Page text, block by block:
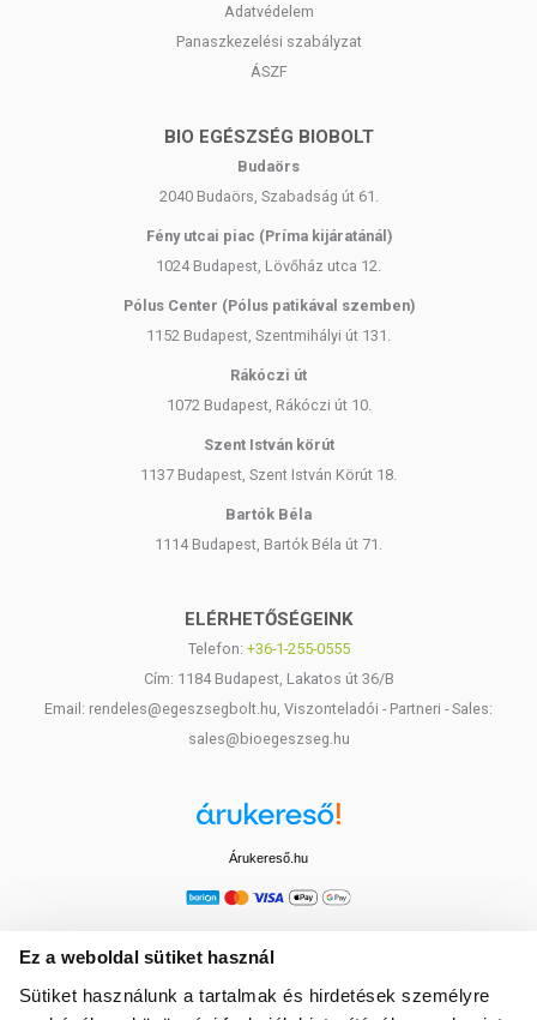
Ez a weboldal sütiket használ
Sütiket használunk a tartalmak és hirdetések személyre
Adatvédelem
Panaszkezelési szabályzat
ÁSZF
BIO EGÉSZSÉG BIOBOLT
Budaörs
2040 Budaörs, Szabadság út 61.
Fény utcai piac (Príma kijáratánál)
1024 Budapest, Lövőház utca 12.
Pólus Center (Pólus patikával szemben)
1152 Budapest, Szentmihályi út 131.
Rákóczi út
1072 Budapest, Rákóczi út 10.
Szent István körút
1137 Budapest, Szent István Körút 18.
Bartók Béla
1114 Budapest, Bartók Béla út 71.
ELÉRHETŐSÉGEINK
Telefon: +36-1-255-0555
Cím: 1184 Budapest, Lakatos út 36/B
Email: rendeles@egeszsegbolt.hu, Viszonteladói - Partneri - Sales:
sales@bioegeszseg.hu
Árukereső.hu